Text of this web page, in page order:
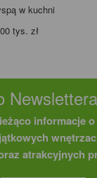
w kuchni
tys. zł
informacje
atrakcyjnych